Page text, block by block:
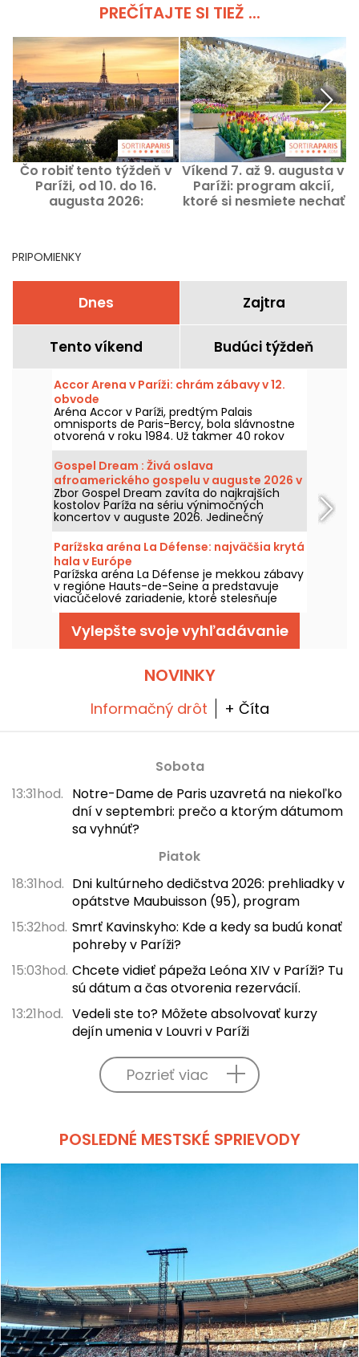
PREČÍTAJTE SI TIEŽ ...
Čo robiť tento týždeň v
Paríži, od 10. do 16.
augusta 2026:
Víkend 7. až 9. augusta v
Paríži: program akcií,
ktoré si nesmiete nechať
PRIPOMIENKY
Dnes Zajtra
Tento víkend Budúci týždeň
Accor Arena v Paríži: chrám zábavy v 12.
obvode
Aréna Accor v Paríži, predtým Palais
omnisports de Paris-Bercy, bola slávnostne
otvorená v roku 1984. Už takmer 40 rokov
toto slávne zábavné miesto v 12. parížskom
obvode teší oči a uši Parížanov
legendárnymi koncertmi, komediálnymi
predstaveniami a významnými športovými
podujatiami.
Gospel Dream : Živá oslava
afroamerického gospelu v auguste 2026 v
Paríži
Zbor Gospel Dream zavíta do najkrajších
kostolov Paríža na sériu výnimočných
koncertov v auguste 2026. Jedinečný
hudobný zážitok, ktorý oslavuje nádej,
jednotu a odolnosť prostredníctvom
autentických spevov Afroamerickej cirkvi.
Parížska aréna La Défense: najväčšia krytá
hala v Európe
Parížska aréna La Défense je mekkou zábavy
v regióne Hauts-de-Seine a predstavuje
viacúčelové zariadenie, ktoré stelesňuje
dokonalé spojenie sveta hudby a športu.
Toto veľkolepé miesto, ktoré bolo
slávnostne otvorené v októbri 2017 v
Nanterre, je povinnou jazdou pre všetkých
podujatí v regióne.
Vylepšte svoje vyhľadávanie
NOVINKY
Informačný drôt + Číta
Sobota
13:31hod. Notre-Dame de Paris uzavretá na niekoľko
dní v septembri: prečo a ktorým dátumom
sa vyhnúť?
Piatok
18:31hod. Dni kultúrneho dedičstva 2026: prehliadky v
opátstve Maubuisson (95), program
15:32hod. Smrť Kavinskyho: Kde a kedy sa budú konať
pohreby v Paríži?
15:03hod. Chcete vidieť pápeža Leóna XIV v Paríži? Tu
sú dátum a čas otvorenia rezervácií.
13:21hod. Vedeli ste to? Môžete absolvovať kurzy
dejín umenia v Louvri v Paríži
Pozrieť viac
POSLEDNÉ MESTSKÉ SPRIEVODY